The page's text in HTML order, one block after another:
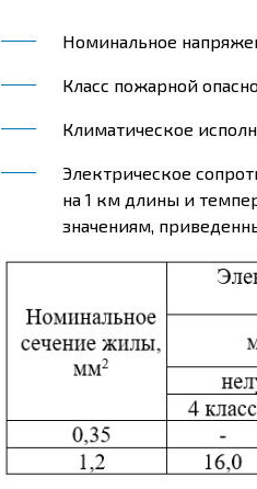
Номинальное
Класс пожарной
Климатическое
Электрическое
на 1 км длины и
значениям,